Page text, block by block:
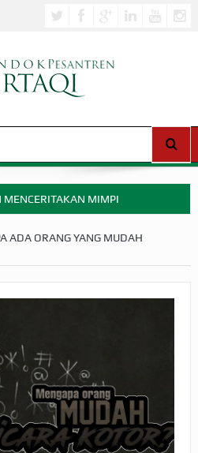
MENCERITAKAN MIMPI
PERANG BADAR
ZAKAT UANG?
HALAL JIKA SEBAB
ADA ORANG YANG MUDAH